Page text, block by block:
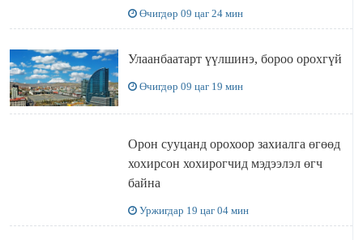
Өчигдөр 09 цаг 24 мин
Улаанбаатарт үүлшинэ, бороо орохгүй
Өчигдөр 09 цаг 19 мин
Орон сууцанд орохоор захиалга өгөөд
хохирсон хохирогчид мэдээлэл өгч
байна
Уржигдар 19 цаг 04 мин